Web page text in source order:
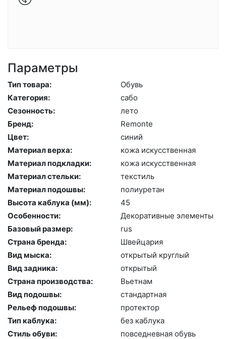
Параметры
Тип товара:
Обувь
Категория:
са­бо
Сезонность:
ле­то
Бренд:
Re­mon­te
Цвет:
си­ний
Материал верха:
ко­жа ис­кусс­твен­ная
Материал подкладки:
ко­жа ис­кусс­твен­ная
Материал стельки:
текс­тиль
Материал подошвы:
по­ли­уре­тан
Высота каблука (мм):
45
Особенности:
Де­кора­тив­ные эле­мен­ты
Базовый размер:
rus
Страна бренда:
Швей­ца­рия
Вид мыска:
отк­ры­тый круг­лый
Вид задника:
отк­ры­тый
Страна производства:
Вь­ет­нам
Вид подошвы:
стан­дарт­ная
Рельеф подошвы:
про­тек­тор
Тип каблука:
без каб­лу­ка
Стиль обуви:
пов­седнев­ная обувь